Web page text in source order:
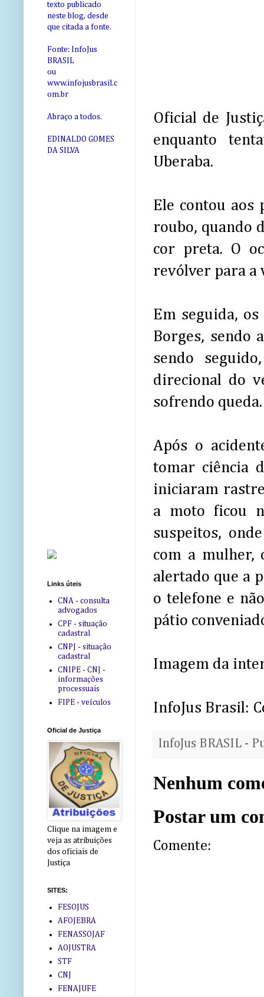
Oficial de
enquanto
Uberaba.
Ele contou
roubo, quando
cor preta. O
revólver para a
Em seguida,
Borges, sendo
sendo
direcional do
sofrendo queda.
Após o
tomar ciência
iniciaram
a moto ficou
suspeitos,
com a mulher,
alertado que a
o telefone e
pátio
Imagem da
InfoJus Brasil:
InfoJus BRASIL -
Nenhum
Postar um
Comente:
texto publicado
neste blog, desde
que citada a fonte.
Fonte: InfoJus
BRASIL
ou
www.infojusbrasil.c
om.br
Abraço a todos.
EDINALDO GOMES
DA SILVA
Links úteis
CNA - consulta
advogados
CPF - situação
cadastral
CNPJ - situação
cadastral
CNIPE - CNJ -
informações
processuais
FIPE - veículos
Oficial de Justiça
Clique na imagem e
veja as atribuições
dos oficiais de
Justiça
SITES:
FESOJUS
AFOJEBRA
FENASSOJAF
AOJUSTRA
STF
CNJ
FENAJUFE